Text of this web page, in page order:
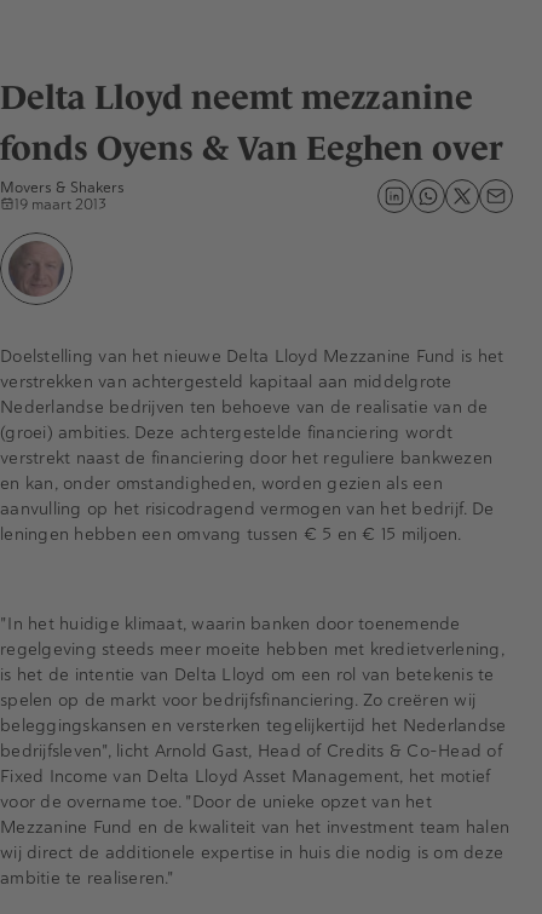
Delta Lloyd neemt mezzanine
fonds Oyens & Van Eeghen over
Movers & Shakers
19 maart 2013
Doelstelling van het nieuwe Delta Lloyd Mezzanine Fund is het
verstrekken van achtergesteld kapitaal aan middelgrote
Nederlandse bedrijven ten behoeve van de realisatie van de
(groei) ambities. Deze achtergestelde financiering wordt
verstrekt naast de financiering door het reguliere bankwezen
en kan, onder omstandigheden, worden gezien als een
aanvulling op het risicodragend vermogen van het bedrijf. De
leningen hebben een omvang tussen € 5 en € 15 miljoen.
"In het huidige klimaat, waarin banken door toenemende
regelgeving steeds meer moeite hebben met kredietverlening,
is het de intentie van Delta Lloyd om een rol van betekenis te
spelen op de markt voor bedrijfsfinanciering. Zo creëren wij
beleggingskansen en versterken tegelijkertijd het Nederlandse
bedrijfsleven", licht Arnold Gast, Head of Credits & Co-Head of
Fixed Income van Delta Lloyd Asset Management, het motief
voor de overname toe. "Door de unieke opzet van het
Mezzanine Fund en de kwaliteit van het investment team halen
wij direct de additionele expertise in huis die nodig is om deze
ambitie te realiseren."